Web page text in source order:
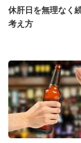
休肝日を無理なく
考え方